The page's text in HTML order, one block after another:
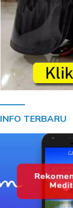
INFO TERBARU